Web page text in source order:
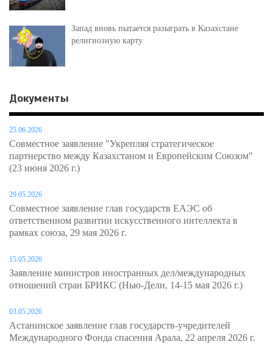
Запад вновь пытается разыграть в Казахстане
религиозную карту
Документы
25.06.2026
Совместное заявление "Укрепляя стратегическое
партнерство между Казахстаном и Европейским Союзом"
(23 июня 2026 г.)
29.05.2026
Совместное заявление глав государств ЕАЭС об
ответственном развитии искусственного интеллекта в
рамках союза, 29 мая 2026 г.
15.05.2026
Заявление министров иностранных дел/международных
отношений стран БРИКС (Нью-Дели, 14-15 мая 2026 г.)
03.05.2026
Астанинское заявление глав государств-учредителей
Международного Фонда спасения Арала, 22 апреля 2026 г.